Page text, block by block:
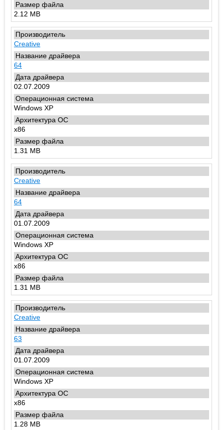
2.12 MB
Creative
64
02.07.2009
Windows XP
x86
1.31 MB
Creative
64
01.07.2009
Windows XP
x86
1.31 MB
Creative
63
01.07.2009
Windows XP
x86
1.28 MB